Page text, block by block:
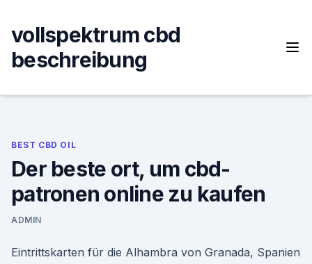
content
vollspektrum cbd
beschreibung
BEST CBD OIL
Der beste ort, um cbd-
patronen online zu kaufen
ADMIN
Eintrittskarten für die Alhambra von Granada, Spanien